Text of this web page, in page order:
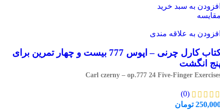
به سبد خرید
به علاقه مندی
کتاب کارل چرنی – اپوس 777 بیست و چهار تمرین برای
انگشت
Carl czerny – op.777 24 Five-Finger
(0)
تومان